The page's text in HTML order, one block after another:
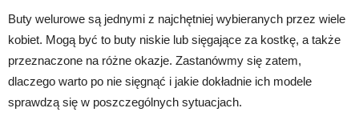
Buty welurowe są jednymi z najchętniej wybieranych przez wiele
kobiet. Mogą być to buty niskie lub sięgające za kostkę, a także
przeznaczone na różne okazje. Zastanówmy się zatem,
dlaczego warto po nie sięgnąć i jakie dokładnie ich modele
sprawdzą się w poszczególnych sytuacjach.